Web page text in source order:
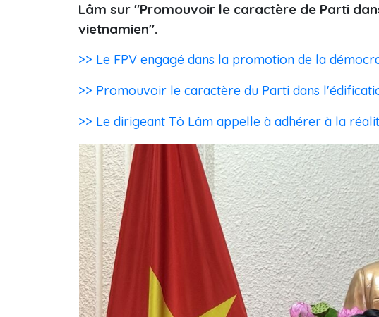
Lâm sur "Promouvoir le caractère de Parti
vietnamien".
>> Le FPV engagé dans la promotion de la
>> Promouvoir le caractère du Parti dans
>> Le dirigeant Tô Lâm appelle à adhérer à la